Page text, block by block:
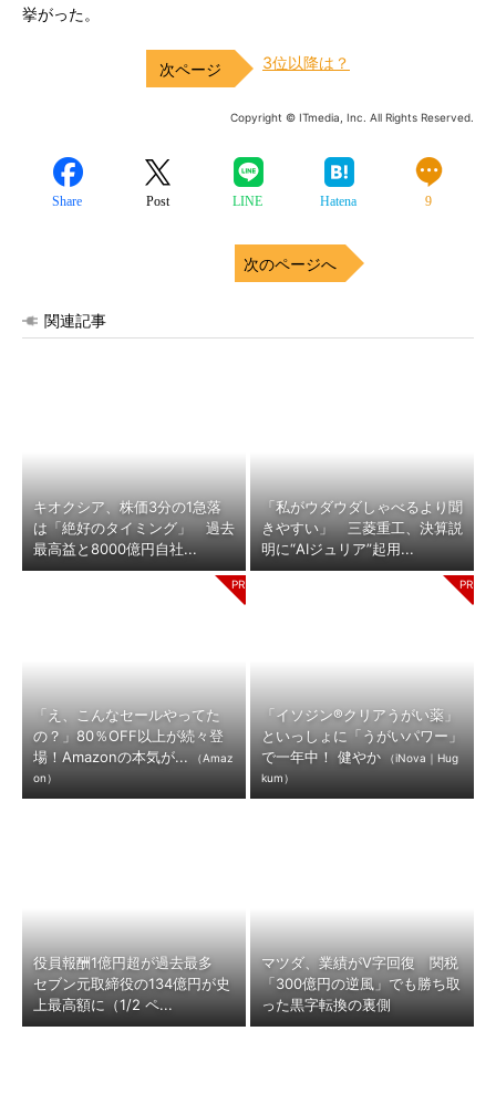
挙がった。
3位以降は？
Copyright © ITmedia, Inc. All Rights Reserved.
Share Post LINE Hatena 9
次のページへ
関連記事
キオクシア、株価3分の1急落
は「絶好のタイミング」 過去
最高益と8000億円自社...
「私がウダウダしゃべるより聞
きやすい」 三菱重工、決算説
明に“AIジュリア”起用...
「え、こんなセールやってた
の？」80％OFF以上が続々登
場！Amazonの本気が...
（Amaz
on）
「イソジン®クリアうがい薬」
といっしょに「うがいパワー」
で一年中！ 健やか
（iNova｜Hug
kum）
役員報酬1億円超が過去最多
セブン元取締役の134億円が史
上最高額に（1/2 ペ...
マツダ、業績がV字回復 関税
「300億円の逆風」でも勝ち取
った黒字転換の裏側